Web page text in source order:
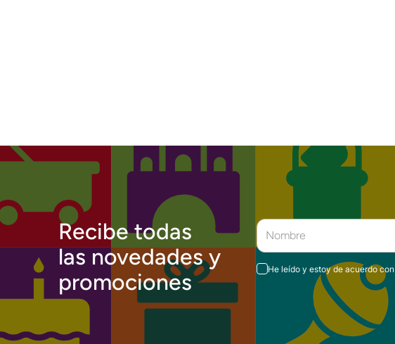
Recibe todas
las novedades y
promociones
He leído y estoy de acuerdo con